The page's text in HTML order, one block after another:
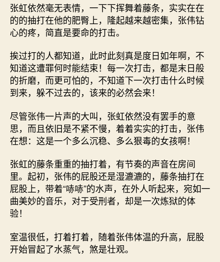
张虹依然毫无表情，一下下挥舞着藤条，实实在在
的的抽打在他的肥臀上，隆起越来越密集，张伟钻
心的疼，简直是要命的打击。
挨过打的人都知道，此时此刻真是度日如年啊，不
知道这遭罪何时能结束！每一次打击，都是末日般
的折磨，而更可怕的，不知道下一次打击什么时候
到来，躲不过去的，该来的必然会来！
尽管张伟一片声的大叫，张虹依然没有罢手的意
思，而且依旧是不紧不慢，着着实实的打击，张伟
在想：这是一个多么沉稳、多么狠毒的女孩啊！
张虹的藤条重重的抽打着，有节奏的声音在房间
里。起初，张伟的屁股还是湿漉漉的，藤条抽打在
屁股上，带着“哧哧”的水声，在外人听起来，宛如一
曲美妙的音乐，对于受刑者，却是一次炼狱的体
验！
室温很低，打着打着，随着张伟体温的升高，屁股
开始冒起了水蒸气，煞是壮观。